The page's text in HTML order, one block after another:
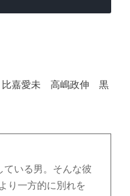
比嘉愛未 高嶋政伸 黒
ている男。そんな彼
り一方的に別れを